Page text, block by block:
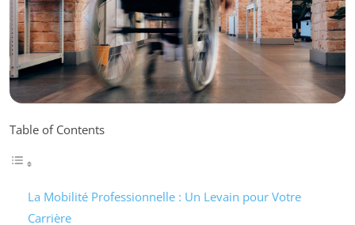
Table of Contents
La Mobilité Professionnelle : Un Levain pour Votre
Carrière